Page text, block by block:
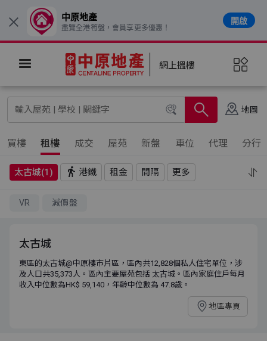
網上搵樓
地圖
買樓 租樓 成交 屋苑 新盤 車位 代理 分行
太古城(1) 港鐵 租金 間隔 更多
VR 減價盤
太古城
東區的太古城@中原樓市片區，區內共12,828個私人住宅單位，涉
及人口共35,373人。區內主要屋苑包括 太古城。區內家庭住戶每月
收入中位數為HK$ 59,140，年齡中位數為 47.8歲。
地區專頁
× 中原地產
盡覽全港筍盤，會員享更多優惠！
開啟